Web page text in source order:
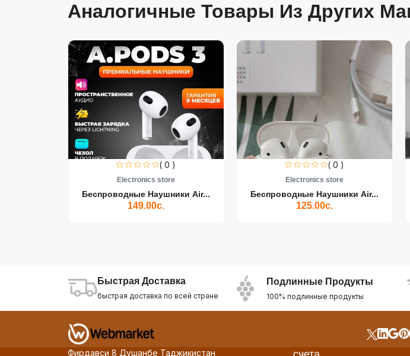
Аналогичные Товары Из Других
Наушники Air...
Electronics store
Беспроводные Наушники Air...
Electronics store
Кольцевой
Быстрая Доставка
быстрая доставка по всей стране
Подлинные Продукты
100% подлинные продукты
Фирдавси 8 Душанбе Таджикистан